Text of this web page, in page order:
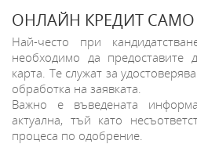
ОНЛАЙН КРЕДИТ САМО
Най-често при
необходимо да предоставите
карта. Те служат за
обработка на заявката.
Важно е въведената
актуална, тъй като
процеса по одобрение.